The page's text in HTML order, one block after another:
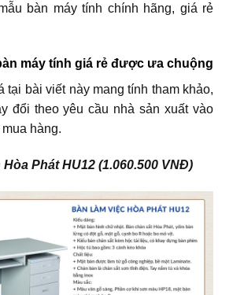
bàn máy tính chính hãng, giá rẻ
máy tính giá rẻ được ưa chuộng
tại bài viết này mang tính tham khảo,
đổi theo yêu cầu nhà sản xuất vào
hàng.
Phát HU12 (1.060.500 VNĐ)